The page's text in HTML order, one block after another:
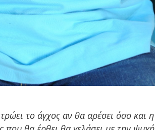
το άγχος αν θα αρέσει όσο και η